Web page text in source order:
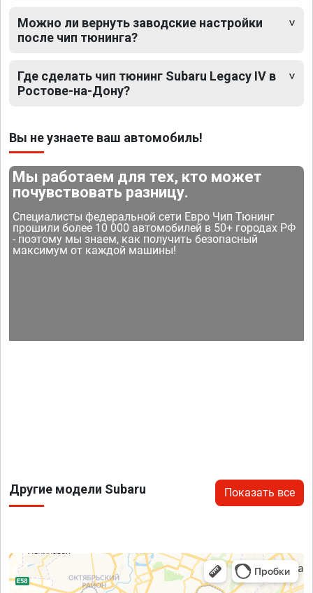
Можно ли вернуть заводские настройки
после чип тюнинга?
Где сделать чип тюнинг Subaru Legacy IV в
Ростове-на-Дону?
Вы не узнаете ваш автомобиль!
Мы работаем для тех, кто может
почувствовать разницу.
Специалисты федеральной сети Евро Чип Тюнинг
прошили более 10 000 автомобилей в 50+ городах РФ
- поэтому мы знаем, как получить безопасный
максимум от каждой машины!
Другие модели Subaru Показать все